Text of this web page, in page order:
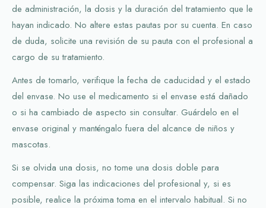
de administración, la dosis y la duración del tratamiento que le
hayan indicado. No altere estas pautas por su cuenta. En caso
de duda, solicite una revisión de su pauta con el profesional a
cargo de su tratamiento.
Antes de tomarlo, verifique la fecha de caducidad y el estado
del envase. No use el medicamento si el envase está dañado
o si ha cambiado de aspecto sin consultar. Guárdelo en el
envase original y manténgalo fuera del alcance de niños y
mascotas.
Si se olvida una dosis, no tome una dosis doble para
compensar. Siga las indicaciones del profesional y, si es
posible, realice la próxima toma en el intervalo habitual. Si no